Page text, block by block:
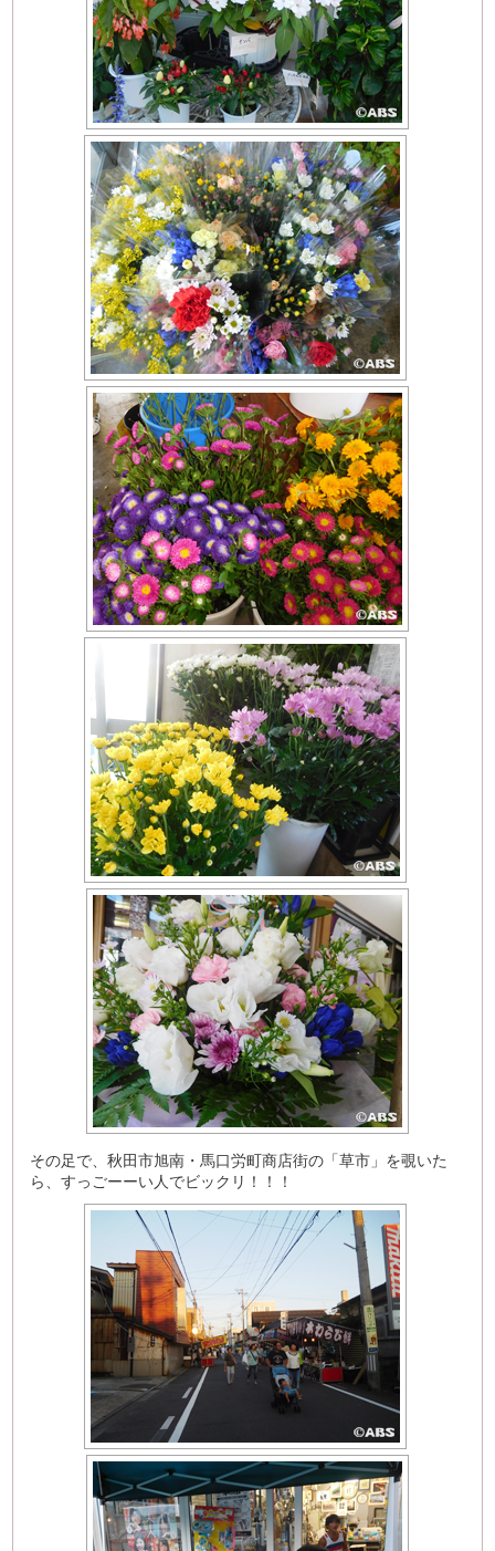
その足で、秋田市旭南・馬口労町商店街の「草市」を覗いた
ら、すっごーーい人でビックリ！！！